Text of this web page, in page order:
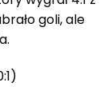
goli, ale